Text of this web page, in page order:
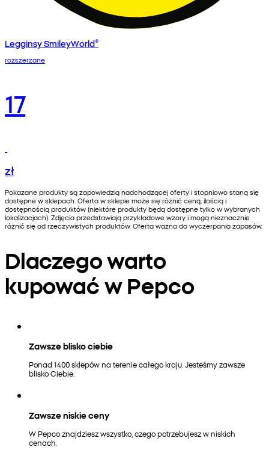
Legginsy SmileyWorld®
rozszerzane
17
zł
Pokazane produkty są zapowiedzią nadchodzącej oferty i stopniowo staną się
dostępne w sklepach. Oferta w sklepie może się różnić ceną, ilością i
dostępnością produktów (niektóre produkty będą dostępne tylko w wybranych
lokalizacjach). Zdjęcia przedstawiają przykładowe wzory i mogą nieznacznie
różnić się od rzeczywistych produktów. Oferta ważna do wyczerpania zapasów.
Dlaczego warto
kupować w Pepco
Zawsze blisko ciebie
Ponad 1400 sklepów na terenie całego kraju. Jesteśmy zawsze
blisko Ciebie.
Zawsze niskie ceny
W Pepco znajdziesz wszystko, czego potrzebujesz w niskich
cenach.